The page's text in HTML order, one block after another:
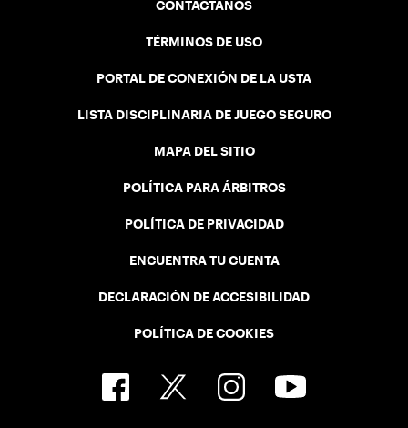
CONTÁCTANOS
TÉRMINOS DE USO
PORTAL DE CONEXIÓN DE LA USTA
LISTA DISCIPLINARIA DE JUEGO SEGURO
MAPA DEL SITIO
POLÍTICA PARA ÁRBITROS
POLÍTICA DE PRIVACIDAD
ENCUENTRA TU CUENTA
DECLARACIÓN DE ACCESIBILIDAD
POLÍTICA DE COOKIES